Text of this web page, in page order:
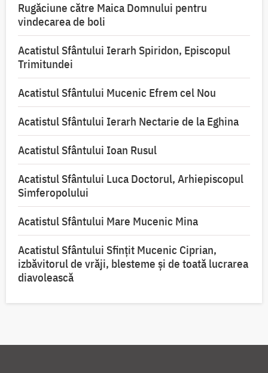
Rugăciune către Maica Domnului pentru
vindecarea de boli
Acatistul Sfântului Ierarh Spiridon, Episcopul
Trimitundei
Acatistul Sfântului Mucenic Efrem cel Nou
Acatistul Sfântului Ierarh Nectarie de la Eghina
Acatistul Sfântului Ioan Rusul
Acatistul Sfântului Luca Doctorul, Arhiepiscopul
Simferopolului
Acatistul Sfântului Mare Mucenic Mina
Acatistul Sfântului Sfințit Mucenic Ciprian,
izbăvitorul de vrăji, blesteme și de toată lucrarea
diavolească